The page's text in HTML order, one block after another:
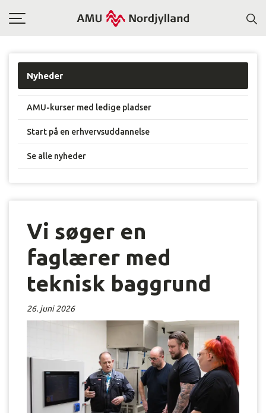
Toggle
Nyheder
AMU-kurser med ledige pladser
Start på en erhvervsuddannelse
Se alle nyheder
Vi søger en
faglærer med
teknisk baggrund
26. juni 2026